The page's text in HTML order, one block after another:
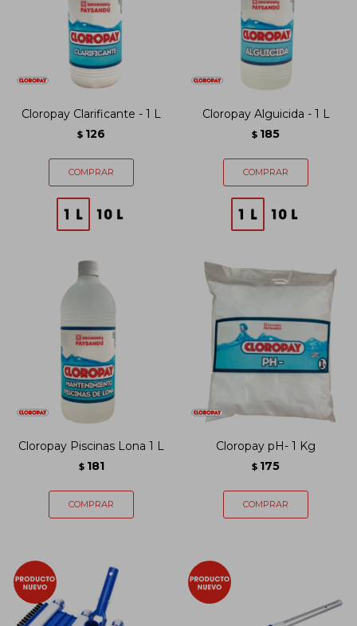
Cloropay Clarificante - 1 L
$ 126
Cloropay Alguicida - 1 L
$ 185
Cloropay Piscinas Lona 1 L
$ 181
Cloropay pH- 1 Kg
$ 175